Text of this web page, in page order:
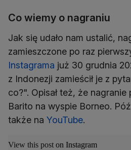
Co wiemy o nagraniu
Jak się udało nam ustalić,
zamieszczone po raz
Instagrama już 30 grudnia
z Indonezji zamieścił je z
co?". Opisał też, że
Barito na wyspie Borneo.
także na YouTube.
View this post on Instagram